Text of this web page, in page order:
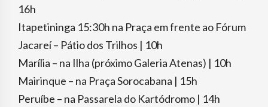
16h
Itapetininga 15:30h na Praça em frente ao Fórum
Jacareí – Pátio dos Trilhos | 10h
Marília – na Ilha (próximo Galeria Atenas) | 10h
Mairinque – na Praça Sorocabana | 15h
Peruíbe – na Passarela do Kartódromo | 14h